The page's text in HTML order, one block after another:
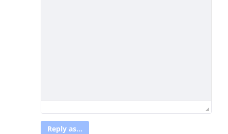
Reply as...